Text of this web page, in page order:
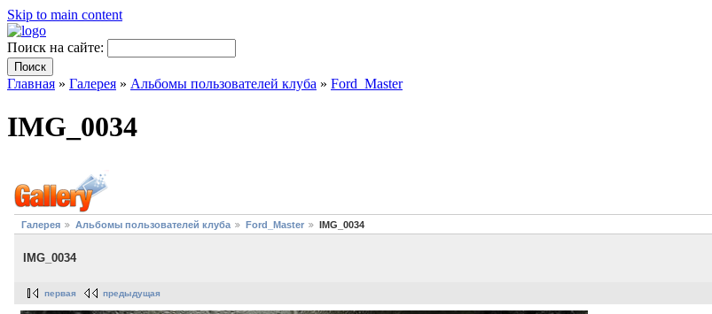
Skip to main content
Поиск на сайте:
Главная » Галерея » Альбомы пользователей клуба » Ford_Master
IMG_0034
Галерея Альбомы пользователей клуба Ford_Master IMG_0034
IMG_0034
первая предыдущая